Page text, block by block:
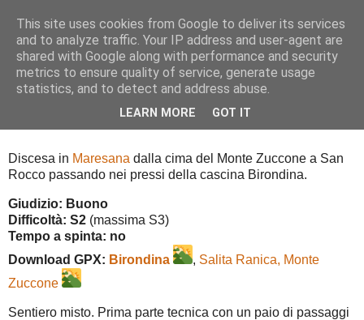
Discesa in Maresana dalla cima del Monte Zuccone a San
Rocco passando nei pressi della cascina Birondina.
Giudizio: Buono
Difficoltà: S2 (massima S3)
Tempo a spinta: no
Download GPX: Birondina , Salita Ranica, Monte
Zuccone
Sentiero misto. Prima parte tecnica con un paio di passaggi
This site uses cookies from Google to deliver its services
and to analyze traffic. Your IP address and user-agent are
shared with Google along with performance and security
metrics to ensure quality of service, generate usage
statistics, and to detect and address abuse.
LEARN MORE GOT IT